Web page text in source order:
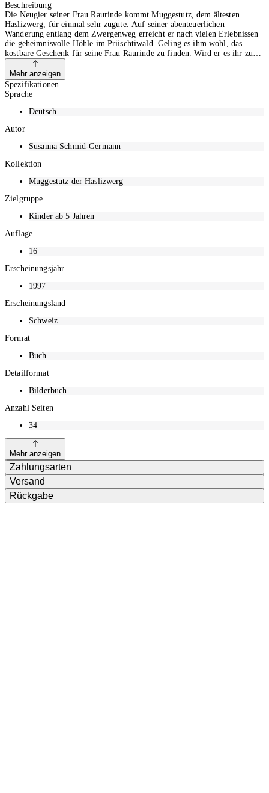
Beschreibung
Die Neugier seiner Frau Raurinde kommt Muggestutz, dem ältesten
Haslizwerg, für einmal sehr zugute. Auf seiner abenteuerlichen
Wanderung entlang dem Zwergenweg erreicht er nach vielen Erlebnissen
die geheimnisvolle Höhle im Priischtiwald. Geling es ihm wohl, das
kostbare Geschenk für seine Frau Raurinde zu finden. Wird er es ihr zur
rechten Zeit, nämlich an ihrem Namenstag, in der nächsten
Vollmondnacht überreichen können. Den Zwergenweg gibt es tatsächlich.
Die Geschichte und die Bilder sind identisch mit dem Erlebniswanderweg
auf dem Hasliberg im Berner Oberland. Er lädt ein, wieder vermehrt die
Schönheiten der Natur zu entdecken, die mystische Atmosphäre der
Zwerge zu spüren und für kurze Zeit in eine andere Welt eintauchen zu
Mehr anzeigen
Spezifikationen
Sprache
Deutsch
Autor
Susanna Schmid-Germann
Kollektion
Muggestutz der Haslizwerg
Zielgruppe
Kinder ab 5 Jahren
Auflage
16
Erscheinungsjahr
1997
Erscheinungsland
Schweiz
Format
Buch
Detailformat
Bilderbuch
Anzahl Seiten
34
Mehr anzeigen
Zahlungsarten
Versand
Rückgabe